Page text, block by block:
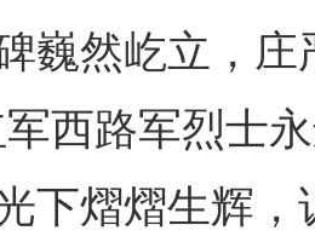
巍然屹立，
军西路军烈士
下熠熠生辉